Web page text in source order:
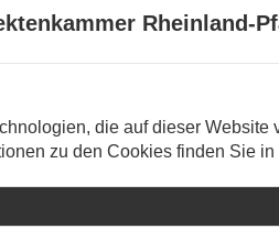
um.
Sozialer
Rheinland-
die auf dieser Website
zu den Cookies finden Sie